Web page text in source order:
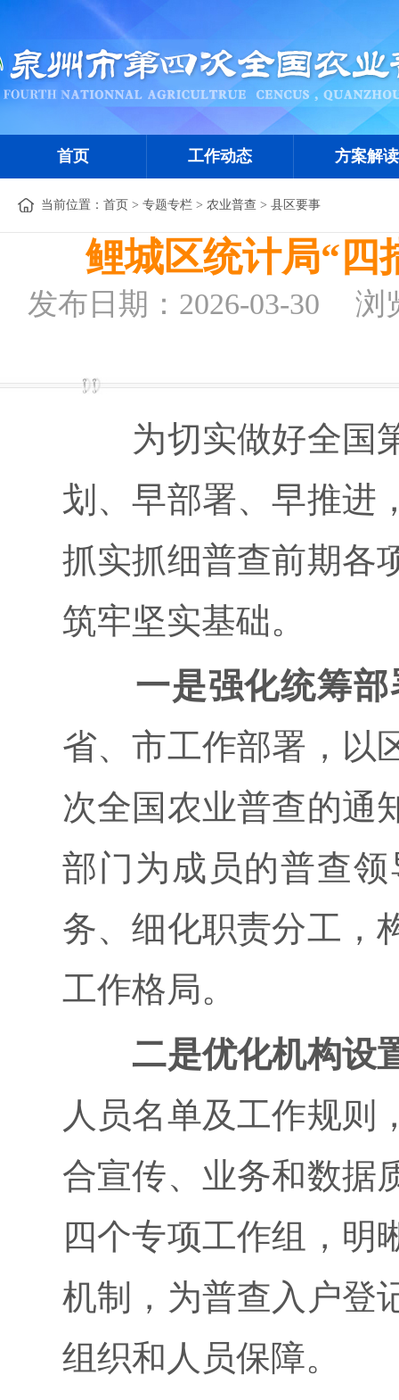
首页 工作动态 方案解读
当前位置： 首页 > 专题专栏 > 农业普查 > 县区要事
鲤城区统计局“四
发布日期：2026-03-30 浏
为切实做好全国第
划、早部署、早推进
抓实抓细普查前期各
筑牢坚实基础。
一是强化统筹部
省、市工作部署，以
次全国农业普查的通
部门为成员的普查
务、细化职责分工，
工作格局。
二是优化机构设
人员名单及工作规则
合宣传、业务和数据
四个专项工作组，明
机制，为普查入户登
组织和人员保障。